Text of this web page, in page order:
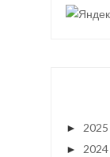
► 2025
► 2024